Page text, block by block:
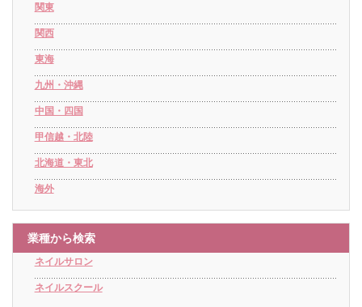
関東
関西
東海
九州・沖縄
中国・四国
甲信越・北陸
北海道・東北
海外
業種から検索
ネイルサロン
ネイルスクール